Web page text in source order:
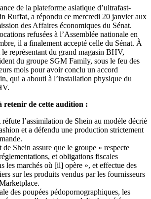
de la plateforme asiatique d’ultrafast-
Ruffat, a répondu ce mercredi 20 janvier aux
des Affaires économiques du Sénat.
refusées à l’Assemblée nationale en
il a finalement accepté celle du Sénat. À
le représentant du grand magasin BHV,
du groupe SGM Family, sous le feu des
mois pour avoir conclu un accord
qui a abouti à l’installation physique du
retenir de cette audition :
l’assimilation de Shein au modèle décrié
et a défendu une production strictement
de Shein assure que le groupe « respecte
et obligations fiscales
les marchés où [il] opère », et effectue des
sur les produits vendus par les fournisseurs
des poupées pédopornographiques, les